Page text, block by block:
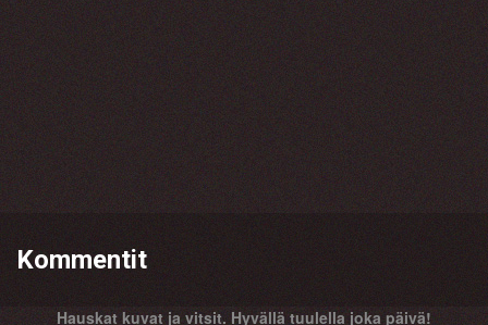
Kommentit
Hauskat kuvat ja vitsit. Hyvällä tuulella joka päivä!